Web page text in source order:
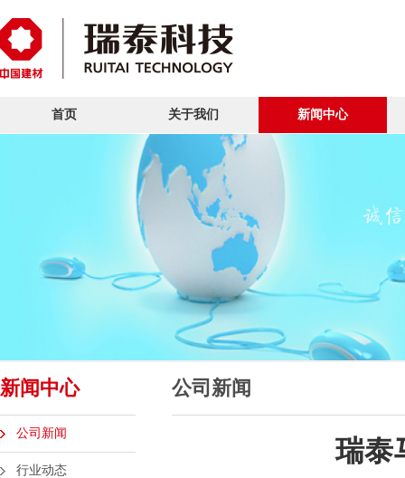
首页 关于我们 新闻中心
新闻中心
公司新闻
行业动态
公司新闻
瑞泰